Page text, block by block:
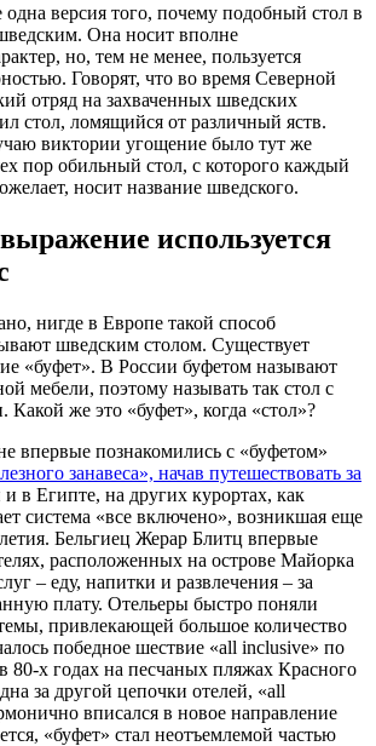
версия того, почему подобный стол в
Она носит вполне
но, тем не менее, пользуется
Говорят, что во время Северной
отряд на захваченных шведских
стол, ломящийся от различный яств.
виктории угощение было тут же
пор обильный стол, с которого каждый
носит название шведского.
используется
нигде в Европе такой способ
шведским столом. Существует
«буфет». В России буфетом называют
мебели, поэтому называть так стол с
Какой же это «буфет», когда «стол»?
впервые познакомились с «буфетом»
занавеса», начав путешествовать за
в Египте, на других курортах, как
система «все включено», возникшая еще
Бельгиец Жерар Блитц впервые
расположенных на острове Майорка
– еду, напитки и развлечения – за
плату. Отельеры быстро поняли
привлекающей большое количество
победное шествие «all inclusive» по
80-х годах на песчаных пляжах Красного
за другой цепочки отелей, «all
вписался в новое направление
«буфет» стал неотъемлемой частью